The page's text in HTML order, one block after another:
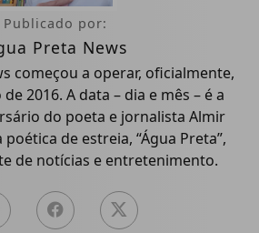
Publicado por:
Preta News
começou a operar, oficialmente,
2016. A data – dia e mês – é a
do poeta e jornalista Almir
de estreia, “Água Preta”,
de notícias e entretenimento.